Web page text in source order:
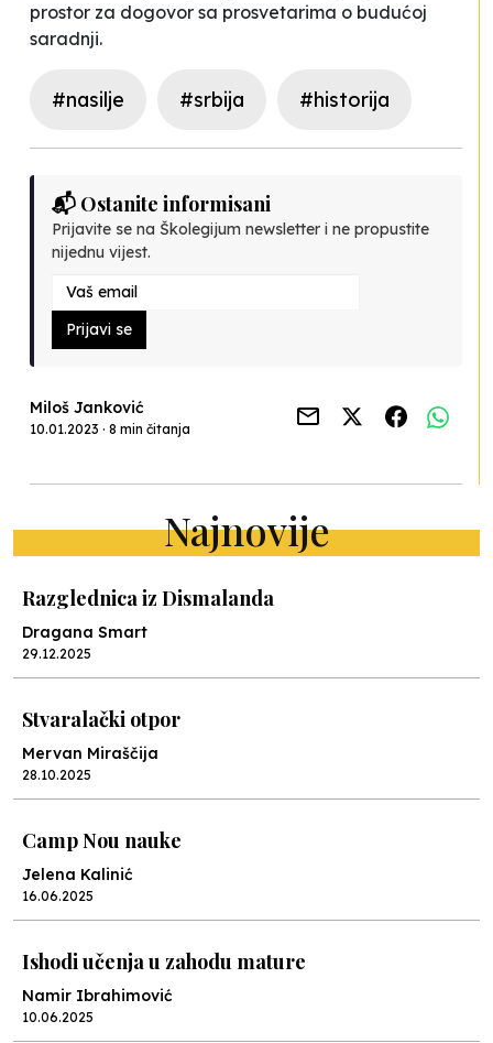
prostor za dogovor sa prosvetarima o budućoj
saradnji.
#nasilje #srbija #historija
📬 Ostanite informisani
Prijavite se na Školegijum newsletter i ne propustite
nijednu vijest.
Prijavi se
Miloš Janković
10.01.2023 · 8 min čitanja
Najnovije
Razglednica iz Dismalanda
Dragana Smart
29.12.2025
Stvaralački otpor
Mervan Miraščija
28.10.2025
Camp Nou nauke
Jelena Kalinić
16.06.2025
Ishodi učenja u zahodu mature
Namir Ibrahimović
10.06.2025